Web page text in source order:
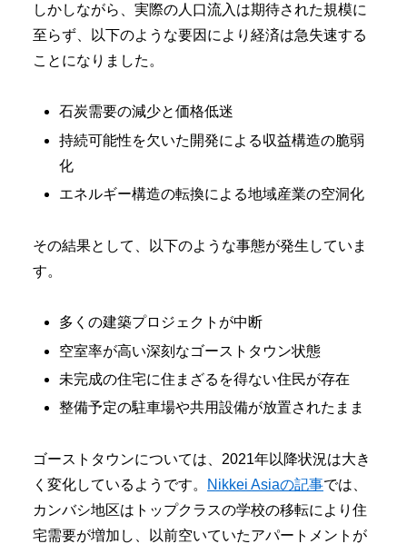
しかしながら、実際の人口流入は期待された規模に
至らず、以下のような要因により経済は急失速する
ことになりました。
石炭需要の減少と価格低迷
持続可能性を欠いた開発による収益構造の脆弱
化
エネルギー構造の転換による地域産業の空洞化
その結果として、以下のような事態が発生していま
す。
多くの建築プロジェクトが中断
空室率が高い深刻なゴーストタウン状態
未完成の住宅に住まざるを得ない住民が存在
整備予定の駐車場や共用設備が放置されたまま
ゴーストタウンについては、2021年以降状況は大き
く変化しているようです。
Nikkei Asiaの記事では、
カンバシ地区はトップクラスの学校の移転により住
宅需要が増加し、以前空いていたアパートメントが